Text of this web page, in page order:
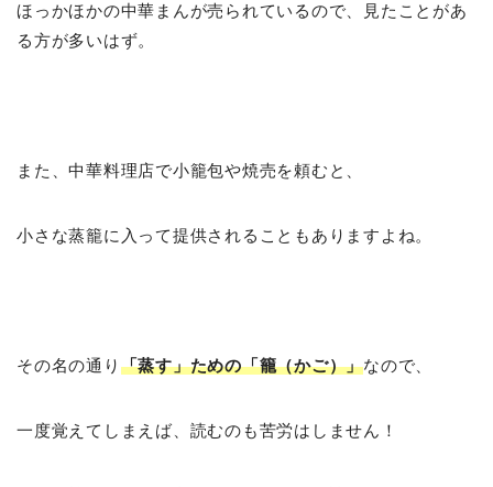
ほっかほかの中華まんが売られているので、見たことがあ
る方が多いはず。
また、中華料理店で小籠包や焼売を頼むと、
小さな蒸籠に入って提供されることもありますよね。
その名の通り 「蒸す」ための「籠（かご）」なので、
一度覚えてしまえば、読むのも苦労はしません！